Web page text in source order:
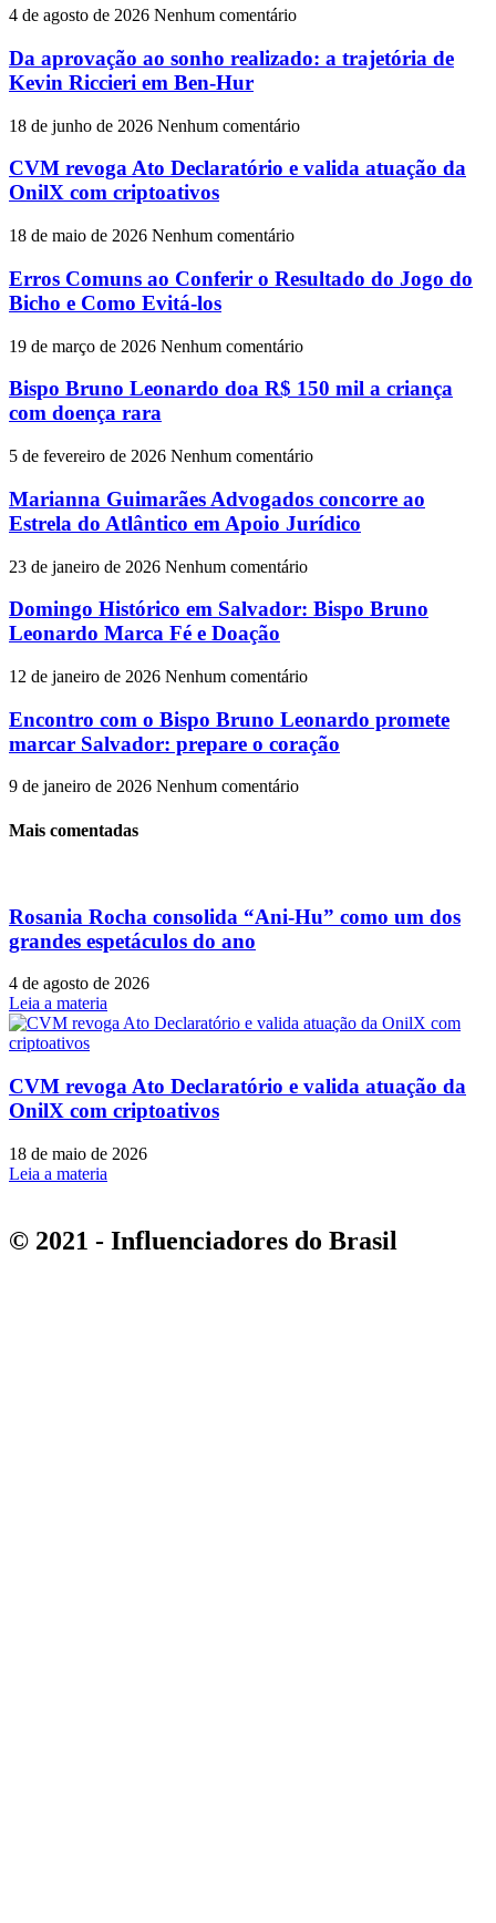
4 de agosto de 2026 Nenhum comentário
Da aprovação ao sonho realizado: a trajetória de
Kevin Riccieri em Ben-Hur
18 de junho de 2026 Nenhum comentário
CVM revoga Ato Declaratório e valida atuação da
OnilX com criptoativos
18 de maio de 2026 Nenhum comentário
Erros Comuns ao Conferir o Resultado do Jogo do
Bicho e Como Evitá-los
19 de março de 2026 Nenhum comentário
Bispo Bruno Leonardo doa R$ 150 mil a criança
com doença rara
5 de fevereiro de 2026 Nenhum comentário
Marianna Guimarães Advogados concorre ao
Estrela do Atlântico em Apoio Jurídico
23 de janeiro de 2026 Nenhum comentário
Domingo Histórico em Salvador: Bispo Bruno
Leonardo Marca Fé e Doação
12 de janeiro de 2026 Nenhum comentário
Encontro com o Bispo Bruno Leonardo promete
marcar Salvador: prepare o coração
9 de janeiro de 2026 Nenhum comentário
Mais comentadas
Rosania Rocha consolida “Ani-Hu” como um dos
grandes espetáculos do ano
4 de agosto de 2026
Leia a materia
CVM revoga Ato Declaratório e valida atuação da
OnilX com criptoativos
18 de maio de 2026
Leia a materia
© 2021 - Influenciadores do Brasil